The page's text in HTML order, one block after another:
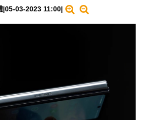
|05-03-2023 11:00|